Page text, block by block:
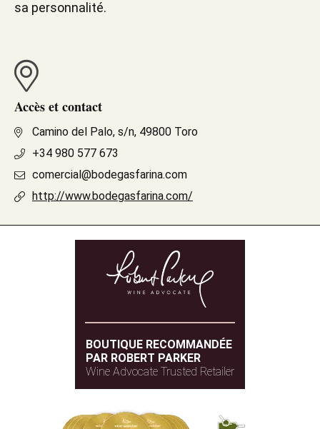
sa personnalité.
Accès et contact
Camino del Palo, s/n, 49800 Toro
+34 980 577 673
comercial@bodegasfarina.com
http://www.bodegasfarina.com/
BOUTIQUE RECOMMANDÉE
PAR ROBERT PARKER
Wine Advocate Trusted Retailer